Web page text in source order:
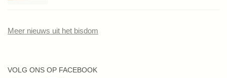
Meer nieuws uit het bisdom
VOLG ONS OP FACEBOOK